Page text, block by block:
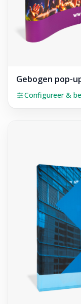
Gebogen pop-
Configureer &